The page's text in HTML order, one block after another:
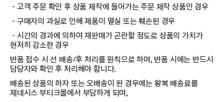
－고객 주문 확인 후 상품 제작에 들어가는 주문 제작 상품인 경우
－구매자의 과실로 인해 제품이 멸실 또는 훼손된 경우
－시간의 경과에 의하여 재판매가 곤란할 정도로 상품의 가치가
현저히 감소한 경우
반품 접수 시 선 배송/후 처리를 원칙으로 하며, 반품 시에는 반드시
담당자와 확인 후 처리해야 합니다.
배송된 상품의 하자 또는 오배송이 된 경우에는 왕복 배송료를
제네시스 부티크몰에서 부담하게 되며,